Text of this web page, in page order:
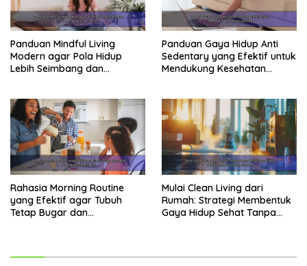
bagi pekerja kantoran. Oleh karena itu, penting
untuk memasukkan aktivitas fisik ke dalampola
hidup sehatAnda. Tidak perlu berolahraga berat,
cukup dengan beberapa perubahan kecil dalam
rutinitas harian.
Cara Menambah Aktivitas Fisik di
Kantor:
Gunakan tangga daripada lift, setidaknya untuk
beberapa lantai.
Berjalan-jalan sebentar setiap jam untuk
meregangkan otot dan meningkatkan sirkulasi
darah. Teknik
sederhana dapat dilakukan
Ikuti kelas kebugaran online selama jam makan
Panduan Mindful Living
Modern agar Pola Hidup
Lebih Seimbang dan
Panduan Gaya Hidup Anti
Sedentary yang Efektif untuk
Mendukung Kesehatan
Rahasia Morning Routine
yang Efektif agar Tubuh
Tetap Bugar dan
Mulai Clean Living dari
Rumah: Strategi Membentuk
Gaya Hidup Sehat Tanpa